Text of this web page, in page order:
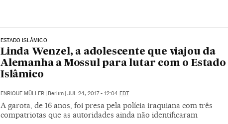
ESTADO ISLÂMICO
Linda Wenzel, a adolescente que viajou da
Alemanha a Mossul para lutar com o Estado
Islâmico
ENRIQUE MÜLLER | Berlim | JUL 24, 2017 - 12:04 EDT
A garota, de 16 anos, foi presa pela polícia iraquiana com três
compatriotas que as autoridades ainda não identificaram